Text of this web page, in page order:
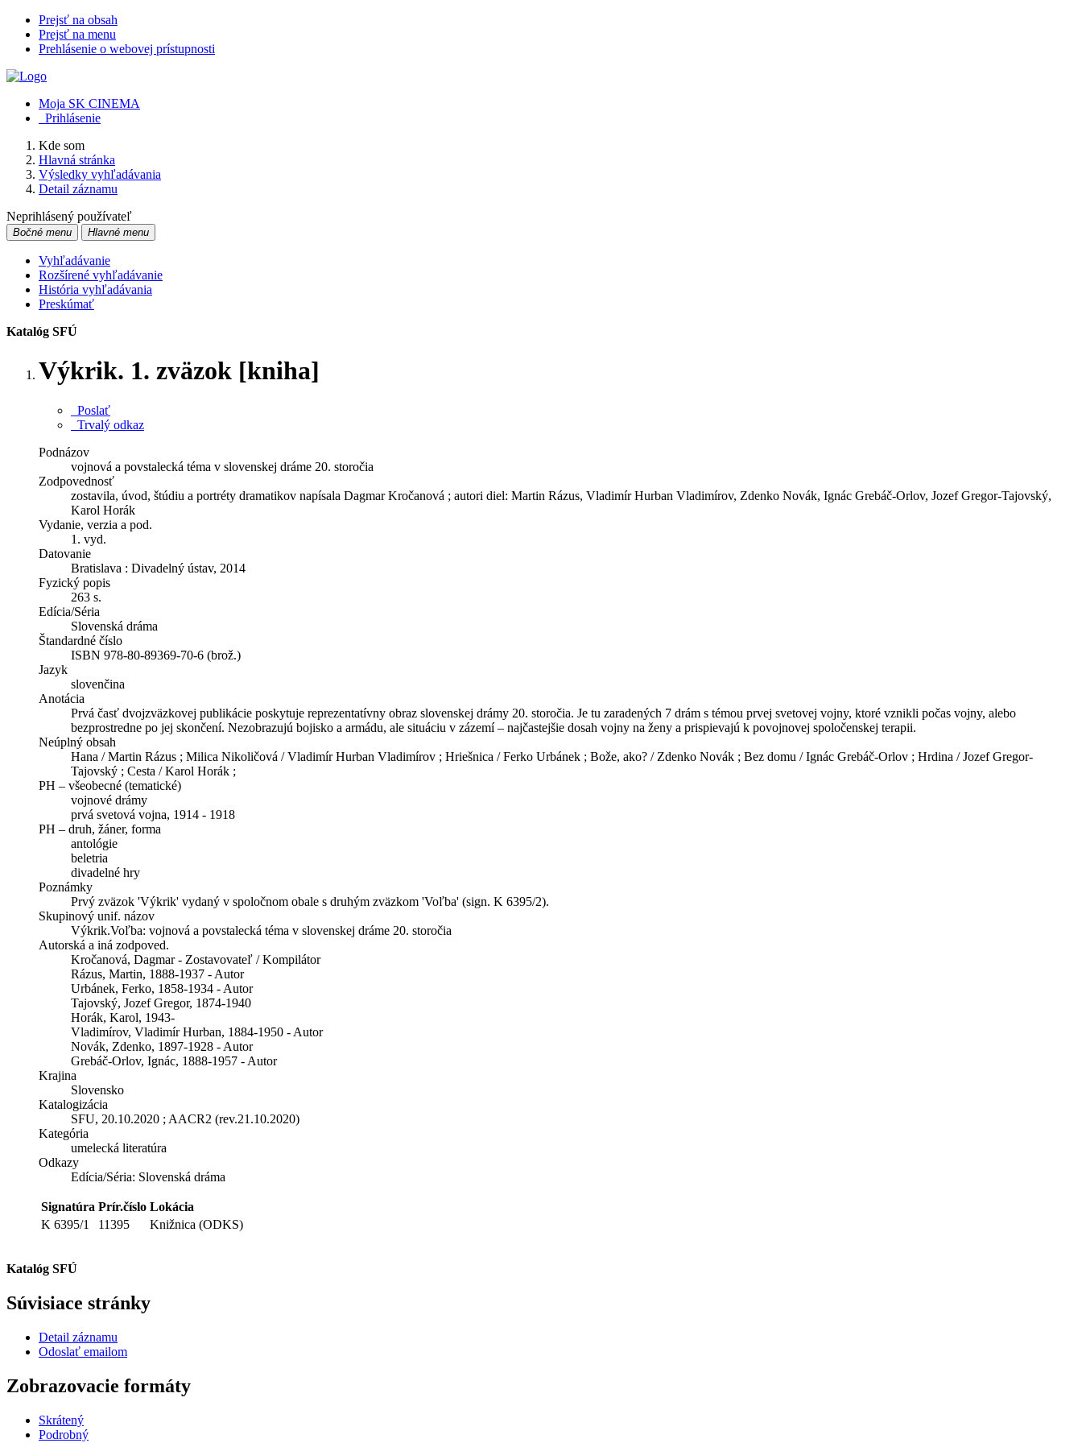
Prejsť na obsah
Prejsť na menu
Prehlásenie o webovej prístupnosti
Moja SK CINEMA
Prihlásenie
Kde som
Hlavná stránka
Výsledky vyhľadávania
Detail záznamu
Neprihlásený používateľ
Bočné menu Hlavné menu
Vyhľadávanie
Rozšírené vyhľadávanie
História vyhľadávania
Preskúmať
Katalóg SFÚ
Výkrik. 1. zväzok [kniha]
Poslať
Trvalý odkaz
Podnázov
vojnová a povstalecká téma v slovenskej dráme 20. storočia
Zodpovednosť
zostavila, úvod, štúdiu a portréty dramatikov napísala Dagmar Kročanová ; autori diel: Martin Rázus, Vladimír Hurban Vladimírov, Zdenko Novák, Ignác Grebáč-Orlov, Jozef Gregor-Tajovský,
Karol Horák
Vydanie, verzia a pod.
1. vyd.
Datovanie
Bratislava : Divadelný ústav, 2014
Fyzický popis
263 s.
Edícia/Séria
Slovenská dráma
Štandardné číslo
ISBN 978-80-89369-70-6 (brož.)
Jazyk
slovenčina
Anotácia
Prvá časť dvojzväzkovej publikácie poskytuje reprezentatívny obraz slovenskej drámy 20. storočia. Je tu zaradených 7 drám s témou prvej svetovej vojny, ktoré vznikli počas vojny, alebo
bezprostredne po jej skončení. Nezobrazujú bojisko a armádu, ale situáciu v zázemí – najčastejšie dosah vojny na ženy a prispievajú k povojnovej spoločenskej terapii.
Neúplný obsah
Hana / Martin Rázus ; Milica Nikoličová / Vladimír Hurban Vladimírov ; Hriešnica / Ferko Urbánek ; Bože, ako? / Zdenko Novák ; Bez domu / Ignác Grebáč-Orlov ; Hrdina / Jozef Gregor-
Tajovský ; Cesta / Karol Horák ;
PH – všeobecné (tematické)
vojnové drámy
prvá svetová vojna, 1914 - 1918
PH – druh, žáner, forma
antológie
beletria
divadelné hry
Poznámky
Prvý zväzok 'Výkrik' vydaný v spoločnom obale s druhým zväzkom 'Voľba' (sign. K 6395/2).
Skupinový unif. názov
Výkrik.Voľba: vojnová a povstalecká téma v slovenskej dráme 20. storočia
Autorská a iná zodpoved.
Kročanová, Dagmar - Zostavovateľ / Kompilátor
Rázus, Martin, 1888-1937 - Autor
Urbánek, Ferko, 1858-1934 - Autor
Tajovský, Jozef Gregor, 1874-1940
Horák, Karol, 1943-
Vladimírov, Vladimír Hurban, 1884-1950 - Autor
Novák, Zdenko, 1897-1928 - Autor
Grebáč-Orlov, Ignác, 1888-1957 - Autor
Krajina
Slovensko
Katalogizácia
SFU, 20.10.2020 ; AACR2 (rev.21.10.2020)
Kategória
umelecká literatúra
Odkazy
Edícia/Séria: Slovenská dráma
Signatúra Prír.číslo Lokácia
K 6395/1
11395 Knižnica (ODKS)
Katalóg SFÚ
Súvisiace stránky
Detail záznamu
Odoslať emailom
Zobrazovacie formáty
Skrátený
Podrobný